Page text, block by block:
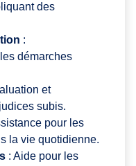
des
:
démarches
et
subis.
pour les
la vie quotidienne.
: Aide pour les